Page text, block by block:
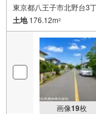
東京都八王子市北野台3
土地176.12m2
画像19枚